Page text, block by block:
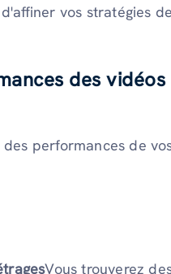
vos stratégies
des
performances de
Vous trouverez